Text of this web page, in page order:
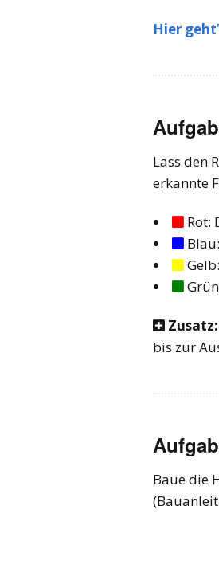
Hier
Lass den
erkannte
Rot:
 Zusatz:
bis zur
Baue die